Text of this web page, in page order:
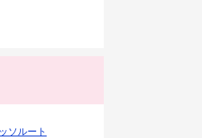
ソルート